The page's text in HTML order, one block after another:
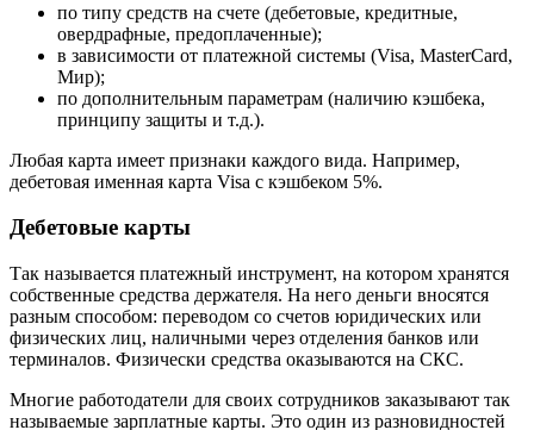
по типу средств на счете (дебетовые, кредитные,
овердрафные, предоплаченные);
в зависимости от платежной системы (Visa, MasterCard,
Мир);
по дополнительным параметрам (наличию кэшбека,
принципу защиты и т.д.).
Любая карта имеет признаки каждого вида. Например,
дебетовая именная карта Visa с кэшбеком 5%.
Дебетовые карты
Так называется платежный инструмент, на котором хранятся
собственные средства держателя. На него деньги вносятся
разным способом: переводом со счетов юридических или
физических лиц, наличными через отделения банков или
терминалов. Физически средства оказываются на СКС.
Многие работодатели для своих сотрудников заказывают так
называемые зарплатные карты. Это один из разновидностей